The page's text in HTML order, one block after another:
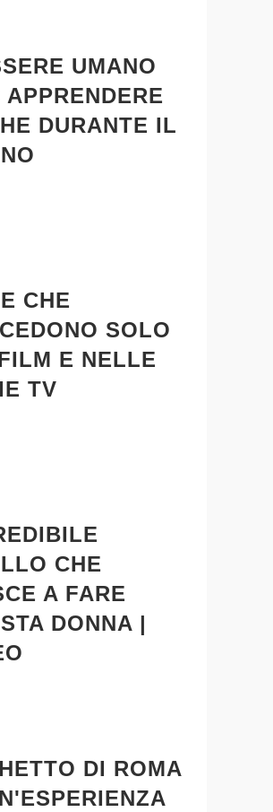
UMANO
APPRENDERE
DURANTE IL
CHE
SOLO
E NELLE
TV
CHE
A FARE
DONNA |
DI ROMA